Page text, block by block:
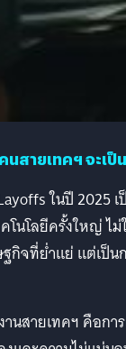
สายเทคฯ จะเป็
ในปี 2025
โนโลยีครั้งใหญ่ ไ
กิจที่ย่ำแย่ แต่เป็น
นสายเทคฯ คือกา